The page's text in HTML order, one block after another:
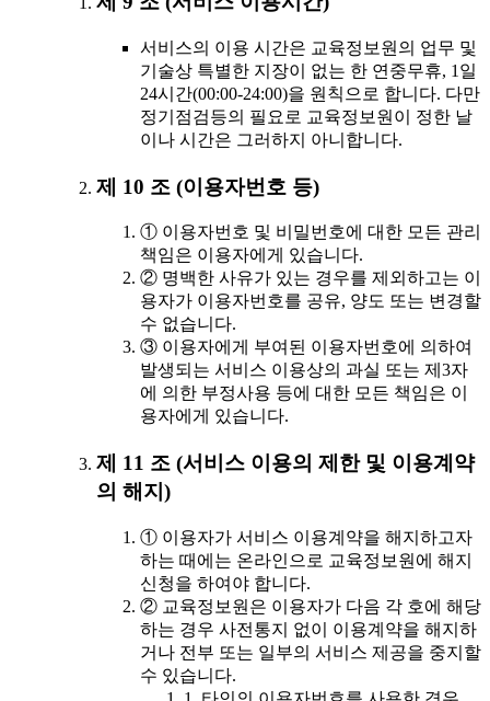
서비스의 이용 시간은 교육정보원의 업무 및
기술상 특별한 지장이 없는 한 연중무휴, 1일
24시간(00:00-24:00)을 원칙으로 합니다. 다만
정기점검등의 필요로 교육정보원이 정한 날
이나 시간은 그러하지 아니합니다.
제 10 조 (이용자번호 등)
① 이용자번호 및 비밀번호에 대한 모든 관리
책임은 이용자에게 있습니다.
② 명백한 사유가 있는 경우를 제외하고는 이
용자가 이용자번호를 공유, 양도 또는 변경할
수 없습니다.
③ 이용자에게 부여된 이용자번호에 의하여
발생되는 서비스 이용상의 과실 또는 제3자
에 의한 부정사용 등에 대한 모든 책임은 이
용자에게 있습니다.
제 11 조 (서비스 이용의 제한 및 이용계약
의 해지)
① 이용자가 서비스 이용계약을 해지하고자
하는 때에는 온라인으로 교육정보원에 해지
신청을 하여야 합니다.
② 교육정보원은 이용자가 다음 각 호에 해당
하는 경우 사전통지 없이 이용계약을 해지하
거나 전부 또는 일부의 서비스 제공을 중지할
수 있습니다.